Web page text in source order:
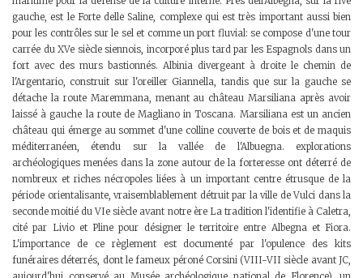
gauche, est le Forte delle Saline, complexe qui est très important aussi bien
pour les contrôles sur le sel et comme un port fluvial: se compose d'une tour
carrée du XVe siècle siennois, incorporé plus tard par les Espagnols dans un
fort avec des murs bastionnés. Albinia divergeant à droite le chemin de
l'Argentario, construit sur l'oreiller Giannella, tandis que sur la gauche se
détache la route Maremmana, menant au château Marsiliana après avoir
laissé à gauche la route de Magliano in Toscana. Marsiliana est un ancien
château qui émerge au sommet d'une colline couverte de bois et de maquis
méditerranéen, étendu sur la vallée de l'Albuegna. explorations
archéologiques menées dans la zone autour de la forteresse ont déterré de
nombreux et riches nécropoles liées à un important centre étrusque de la
période orientalisante, vraisemblablement détruit par la ville de Vulci dans la
seconde moitié du VIe siècle avant notre ère La tradition l'identifie à Caletra,
cité par Livio et Pline pour désigner le territoire entre Albegna et Fiora.
L'importance de ce règlement est documenté par l'opulence des kits
funéraires déterrés, dont le fameux péroné Corsini (VIII-VII siècle avant JC,